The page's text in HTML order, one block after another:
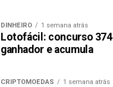
DINHEIRO 1 semana atrás
Lotofácil: concurso
ganhador e acumula
CRIPTOMOEDAS 1 semana atrás